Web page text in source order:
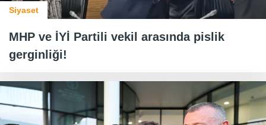
Siyaset
MHP ve İYİ Partili vekil arasında pislik
gerginliği!